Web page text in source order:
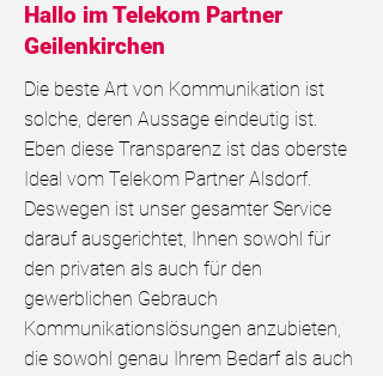
Hallo im Telekom Partner
Geilenkirchen
Die beste Art von Kommunikation ist
solche, deren Aussage eindeutig ist.
Eben diese Transparenz ist das oberste
Ideal vom Telekom Partner Alsdorf.
Deswegen ist unser gesamter Service
darauf ausgerichtet, Ihnen sowohl für
den privaten als auch für den
gewerblichen Gebrauch
Kommunikationslösungen anzubieten,
die sowohl genau Ihrem Bedarf als auch